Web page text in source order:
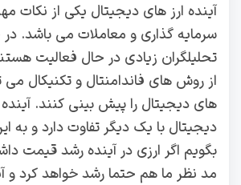
آینده ارز های دیجیتال یکی از نکات
سرمایه گذاری و معاملات می باشد.
تحلیلگران زیادی در حال فعالیت
از روش های فاندامنتال و تکنیکال می
های دیجیتال را پیش بینی کنند.
دیجیتال با یک دیگر تفاوت دارد و به
بگویم اگر ارزی در آینده رشد قیمت
مد نظر ما هم حتما رشد خواهد کرد و